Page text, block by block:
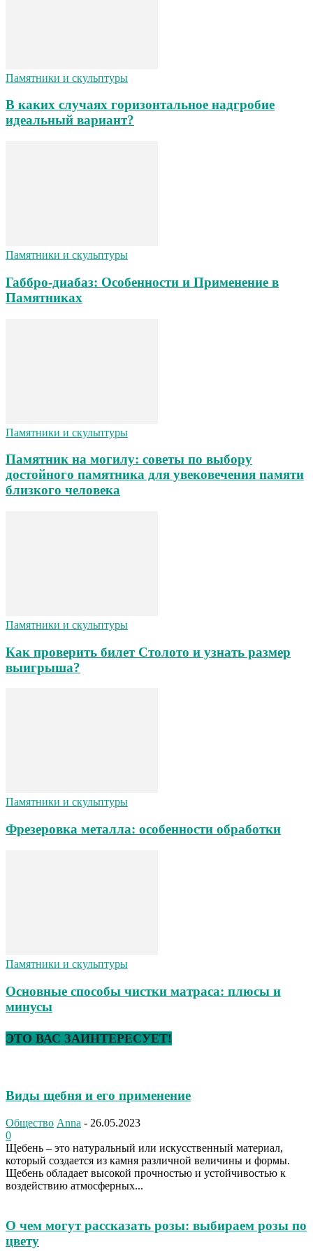
Памятники и скульптуры
В каких случаях горизонтальное надгробие
идеальный вариант?
Памятники и скульптуры
Габбро-диабаз: Особенности и Применение в
Памятниках
Памятники и скульптуры
Памятник на могилу: советы по выбору
достойного памятника для увековечения памяти
близкого человека
Памятники и скульптуры
Как проверить билет Столото и узнать размер
выигрыша?
Памятники и скульптуры
Фрезеровка металла: особенности обработки
Памятники и скульптуры
Основные способы чистки матраса: плюсы и
минусы
ЭТО ВАС ЗАИНТЕРЕСУЕТ!
Виды щебня и его применение
Общество Anna - 26.05.2023
0
Щебень – это натуральный или искусственный материал,
который создается из камня различной величины и формы.
Щебень обладает высокой прочностью и устойчивостью к
воздействию атмосферных...
О чем могут рассказать розы: выбираем розы по
цвету